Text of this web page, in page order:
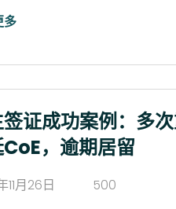
多
证成功案例：多
，逾期居留
11月26日
500